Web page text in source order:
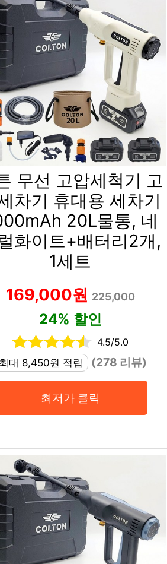
무선 고압세척기 고
차기 휴대용 세차기
20L물통, 네
화이트+배터리2개,
1세트
169,000원225,000
24% 할인
4.5/5.0
최대 8,450원 적립
(278 리뷰)
최저가 클릭